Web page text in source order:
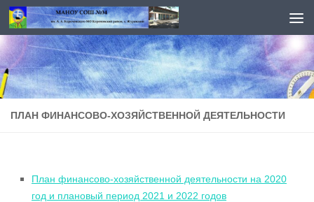
Перейти к содержимому
ПЛАН ФИНАНСОВО-ХОЗЯЙСТВЕННОЙ ДЕЯТЕЛЬНОСТИ
План финансово-хозяйственной деятельности на 2020
год и плановый период 2021 и 2022 годов